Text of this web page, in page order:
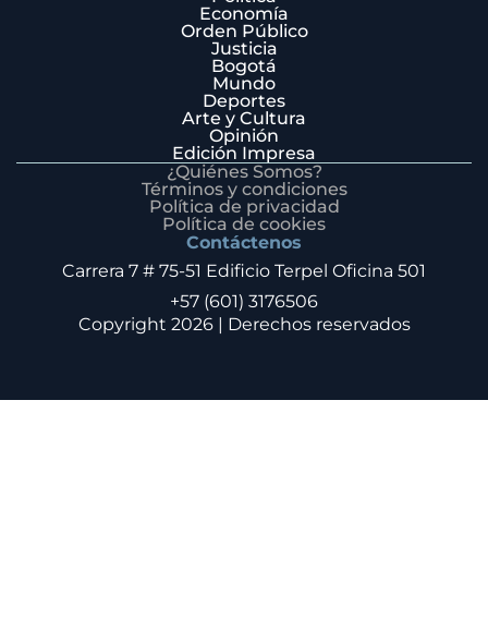
Economía
Orden Público
Justicia
Bogotá
Mundo
Deportes
Arte y Cultura
Opinión
Edición Impresa
¿Quiénes Somos?
Términos y condiciones
Política de privacidad
Política de cookies
Contáctenos
Carrera 7 # 75-51 Edificio Terpel Oficina 501
+57 (601) 3176506
Copyright 2026 | Derechos reservados